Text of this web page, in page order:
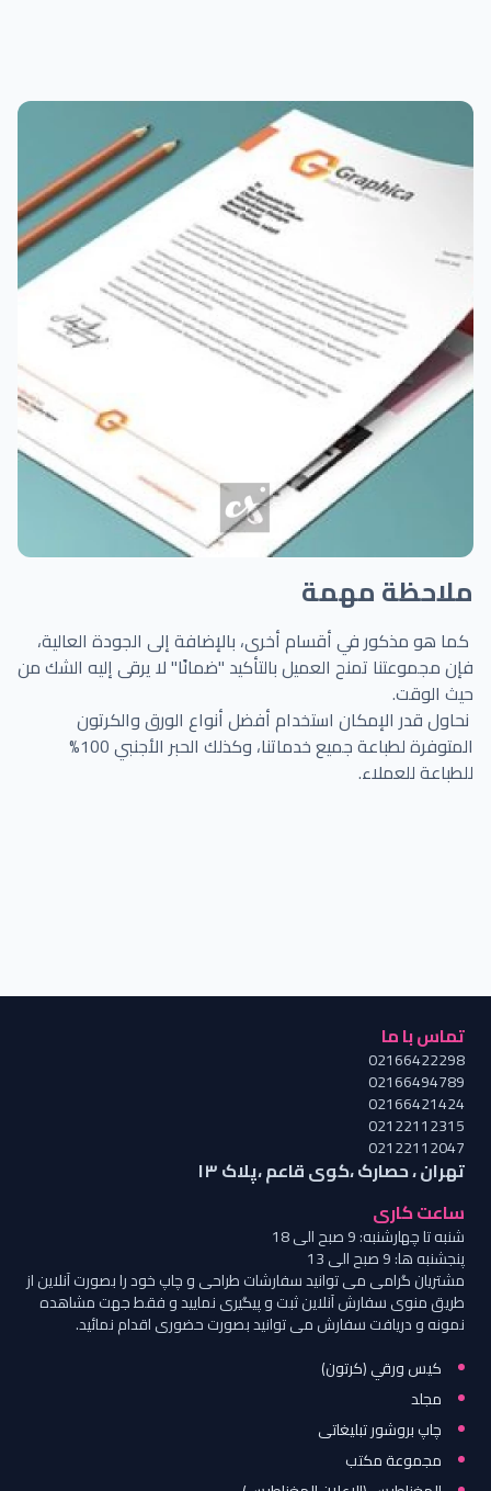
ملاحظة مهمة
كما هو مذكور في أقسام أخرى، بالإضافة إلى الجودة العالية،
فإن مجموعتنا تمنح العميل بالتأكيد "ضمانًا" لا يرقى إليه الشك من
حيث الوقت.
نحاول قدر الإمكان استخدام أفضل أنواع الورق والكرتون
المتوفرة لطباعة جميع خدماتنا، وكذلك الحبر الأجنبي 100%
للطباعة للعملاء.
تماس با ما
02166422298
02166494789
02166421424
02122112315
02122112047
تهران ، حصارک ،‌کوی قاعم ،‌پلاک ۱۳
ساعت کاری
شنبه تا چهارشنبه: 9 صبح الی 18
پنجشنبه ها: 9 صبح الی 13
مشتریان گرامی می توانید سفارشات طراحی و چاپ خود را بصورت آنلاین از
طریق منوی سفارش آنلاین ثبت و پیگیری نمایید و فقط جهت مشاهده
نمونه و دریافت سفارش می توانید بصورت حضوری اقدام نمائید.
كيس ورقي (كرتون)
مجلد
چاپ بروشور تبلیغاتی
مجموعة مكتب